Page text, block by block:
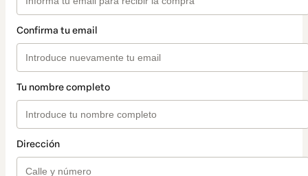
Confirma tu email
Tu nombre completo
Dirección